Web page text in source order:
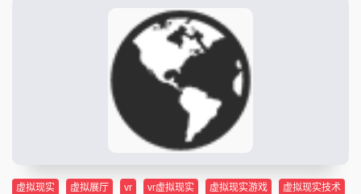
虚拟现实 虚拟展厅 vr vr虚拟现实 虚拟现实游戏
虚拟现实技术